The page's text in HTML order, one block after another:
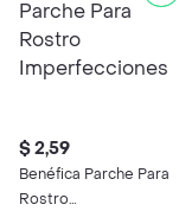
$ 2,59
Benéfica Parche Para
Rostro